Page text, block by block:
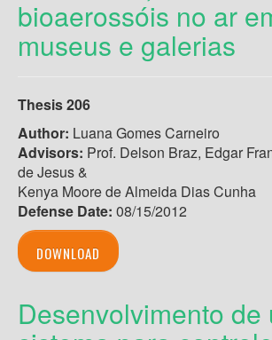
bioaerossóis no ar
museus e galerias
Thesis 206
Author: Luana Gomes Carneiro
Advisors: Prof. Delson Braz, Edgar
de Jesus &
Kenya Moore de Almeida Dias Cunha
Defense Date: 08/15/2012
DOWNLOAD
Desenvolvimento de